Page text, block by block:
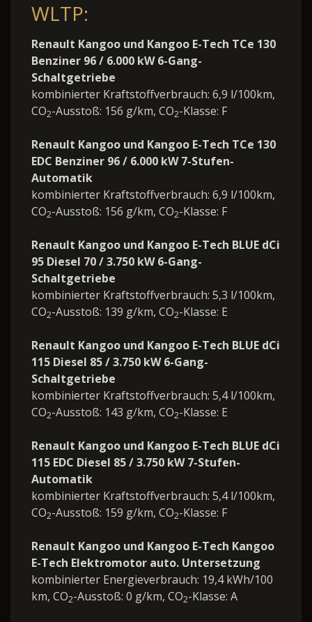
WLTP:
Renault Kangoo und Kangoo E-Tech TCe 130
Benziner 96 / 6.000 kW 6-Gang-
Schaltgetriebe
kombinierter Kraftstoffverbrauch: 6,9 l/100km,
CO2-Ausstoß: 156 g/km, CO2-Klasse: F
Renault Kangoo und Kangoo E-Tech TCe 130
EDC Benziner 96 / 6.000 kW 7-Stufen-
Automatik
kombinierter Kraftstoffverbrauch: 6,9 l/100km,
CO2-Ausstoß: 156 g/km, CO2-Klasse: F
Renault Kangoo und Kangoo E-Tech BLUE dCi
95 Diesel 70 / 3.750 kW 6-Gang-
Schaltgetriebe
kombinierter Kraftstoffverbrauch: 5,3 l/100km,
CO2-Ausstoß: 139 g/km, CO2-Klasse: E
Renault Kangoo und Kangoo E-Tech BLUE dCi
115 Diesel 85 / 3.750 kW 6-Gang-
Schaltgetriebe
kombinierter Kraftstoffverbrauch: 5,4 l/100km,
CO2-Ausstoß: 143 g/km, CO2-Klasse: E
Renault Kangoo und Kangoo E-Tech BLUE dCi
115 EDC Diesel 85 / 3.750 kW 7-Stufen-
Automatik
kombinierter Kraftstoffverbrauch: 5,4 l/100km,
CO2-Ausstoß: 159 g/km, CO2-Klasse: F
Renault Kangoo und Kangoo E-Tech Kangoo
E-Tech Elektromotor auto. Untersetzung
kombinierter Energieverbrauch: 19,4 kWh/100
km, CO2-Ausstoß: 0 g/km, CO2-Klasse: A